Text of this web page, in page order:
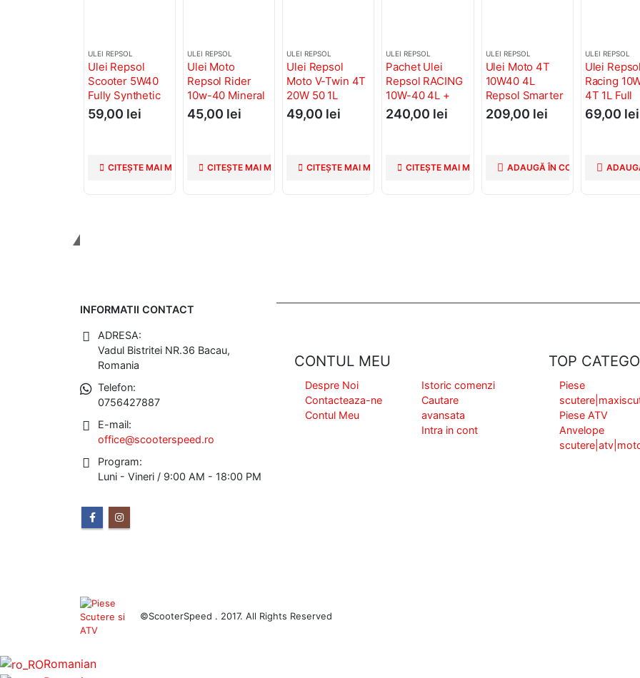
ULEI REPSOL
Ulei Repsol
Scooter 5W40
Fully Synthetic
1L
59,00 lei
CITEȘTE MAI MULT
ULEI REPSOL
Ulei Moto
Repsol Rider
10w-40 Mineral
1L
45,00 lei
CITEȘTE MAI MULT
ULEI REPSOL
Ulei Repsol
Moto V-Twin 4T
20W 50 1L
49,00 lei
CITEȘTE MAI MULT
ULEI REPSOL
Pachet Ulei
Repsol RACING
10W-40 4L +
QUALIFIER
CHAIN 400ML +
240,00 lei
CITEȘTE MAI MULT
ULEI REPSOL
Ulei Moto 4T
10W40 4L
Repsol Smarter
Full Sintetic +
Spray Lant
209,00 lei
ADAUGĂ ÎN COȘ
ULEI REPSOL
Ulei
Racing
4T 1L Full
Synthetic
69,00 lei
INFORMATII CONTACT
ADRESA:
Vadul Bistritei NR.36 Bacau,
Romania
Telefon:
0756427887
E-mail:
office@scooterspeed.ro
Program:
Luni - Vineri / 9:00 AM - 18:00 PM
CONTUL MEU
Despre Noi
Contacteaza-ne
Contul Meu
Istoric comenzi
Cautare
avansata
Intra in cont
TOP
Piese
Piese ATV
Anvelope
©ScooterSpeed . 2017. All Rights Reserved
Romanian